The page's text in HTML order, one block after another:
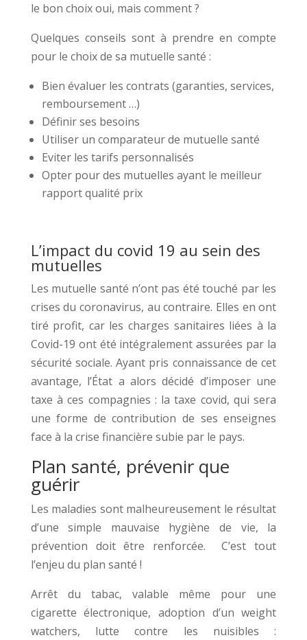
le bon choix oui, mais comment ?
Quelques conseils sont à prendre en compte
pour le choix de sa mutuelle santé :
Bien évaluer les contrats (garanties, services,
remboursement …)
Définir ses besoins
Utiliser un comparateur de mutuelle santé
Eviter les tarifs personnalisés
Opter pour des mutuelles ayant le meilleur
rapport qualité prix
L’impact du covid 19 au sein des
mutuelles
Les mutuelle santé n’ont pas été touché par les
crises du coronavirus, au contraire. Elles en ont
tiré profit, car les charges sanitaires liées à la
Covid-19 ont été intégralement assurées par la
sécurité sociale. Ayant pris connaissance de cet
avantage, l’État a alors décidé d’imposer une
taxe à ces compagnies : la taxe covid, qui sera
une forme de contribution de ses enseignes
face à la crise financière subie par le pays.
Plan santé, prévenir que
guérir
Les maladies sont malheureusement le résultat
d’une simple mauvaise hygiène de vie, la
prévention doit être renforcée. C’est tout
l’enjeu du plan santé !
Arrêt du tabac, valable même pour une
cigarette électronique, adoption d’un weight
watchers, lutte contre les nuisibles :